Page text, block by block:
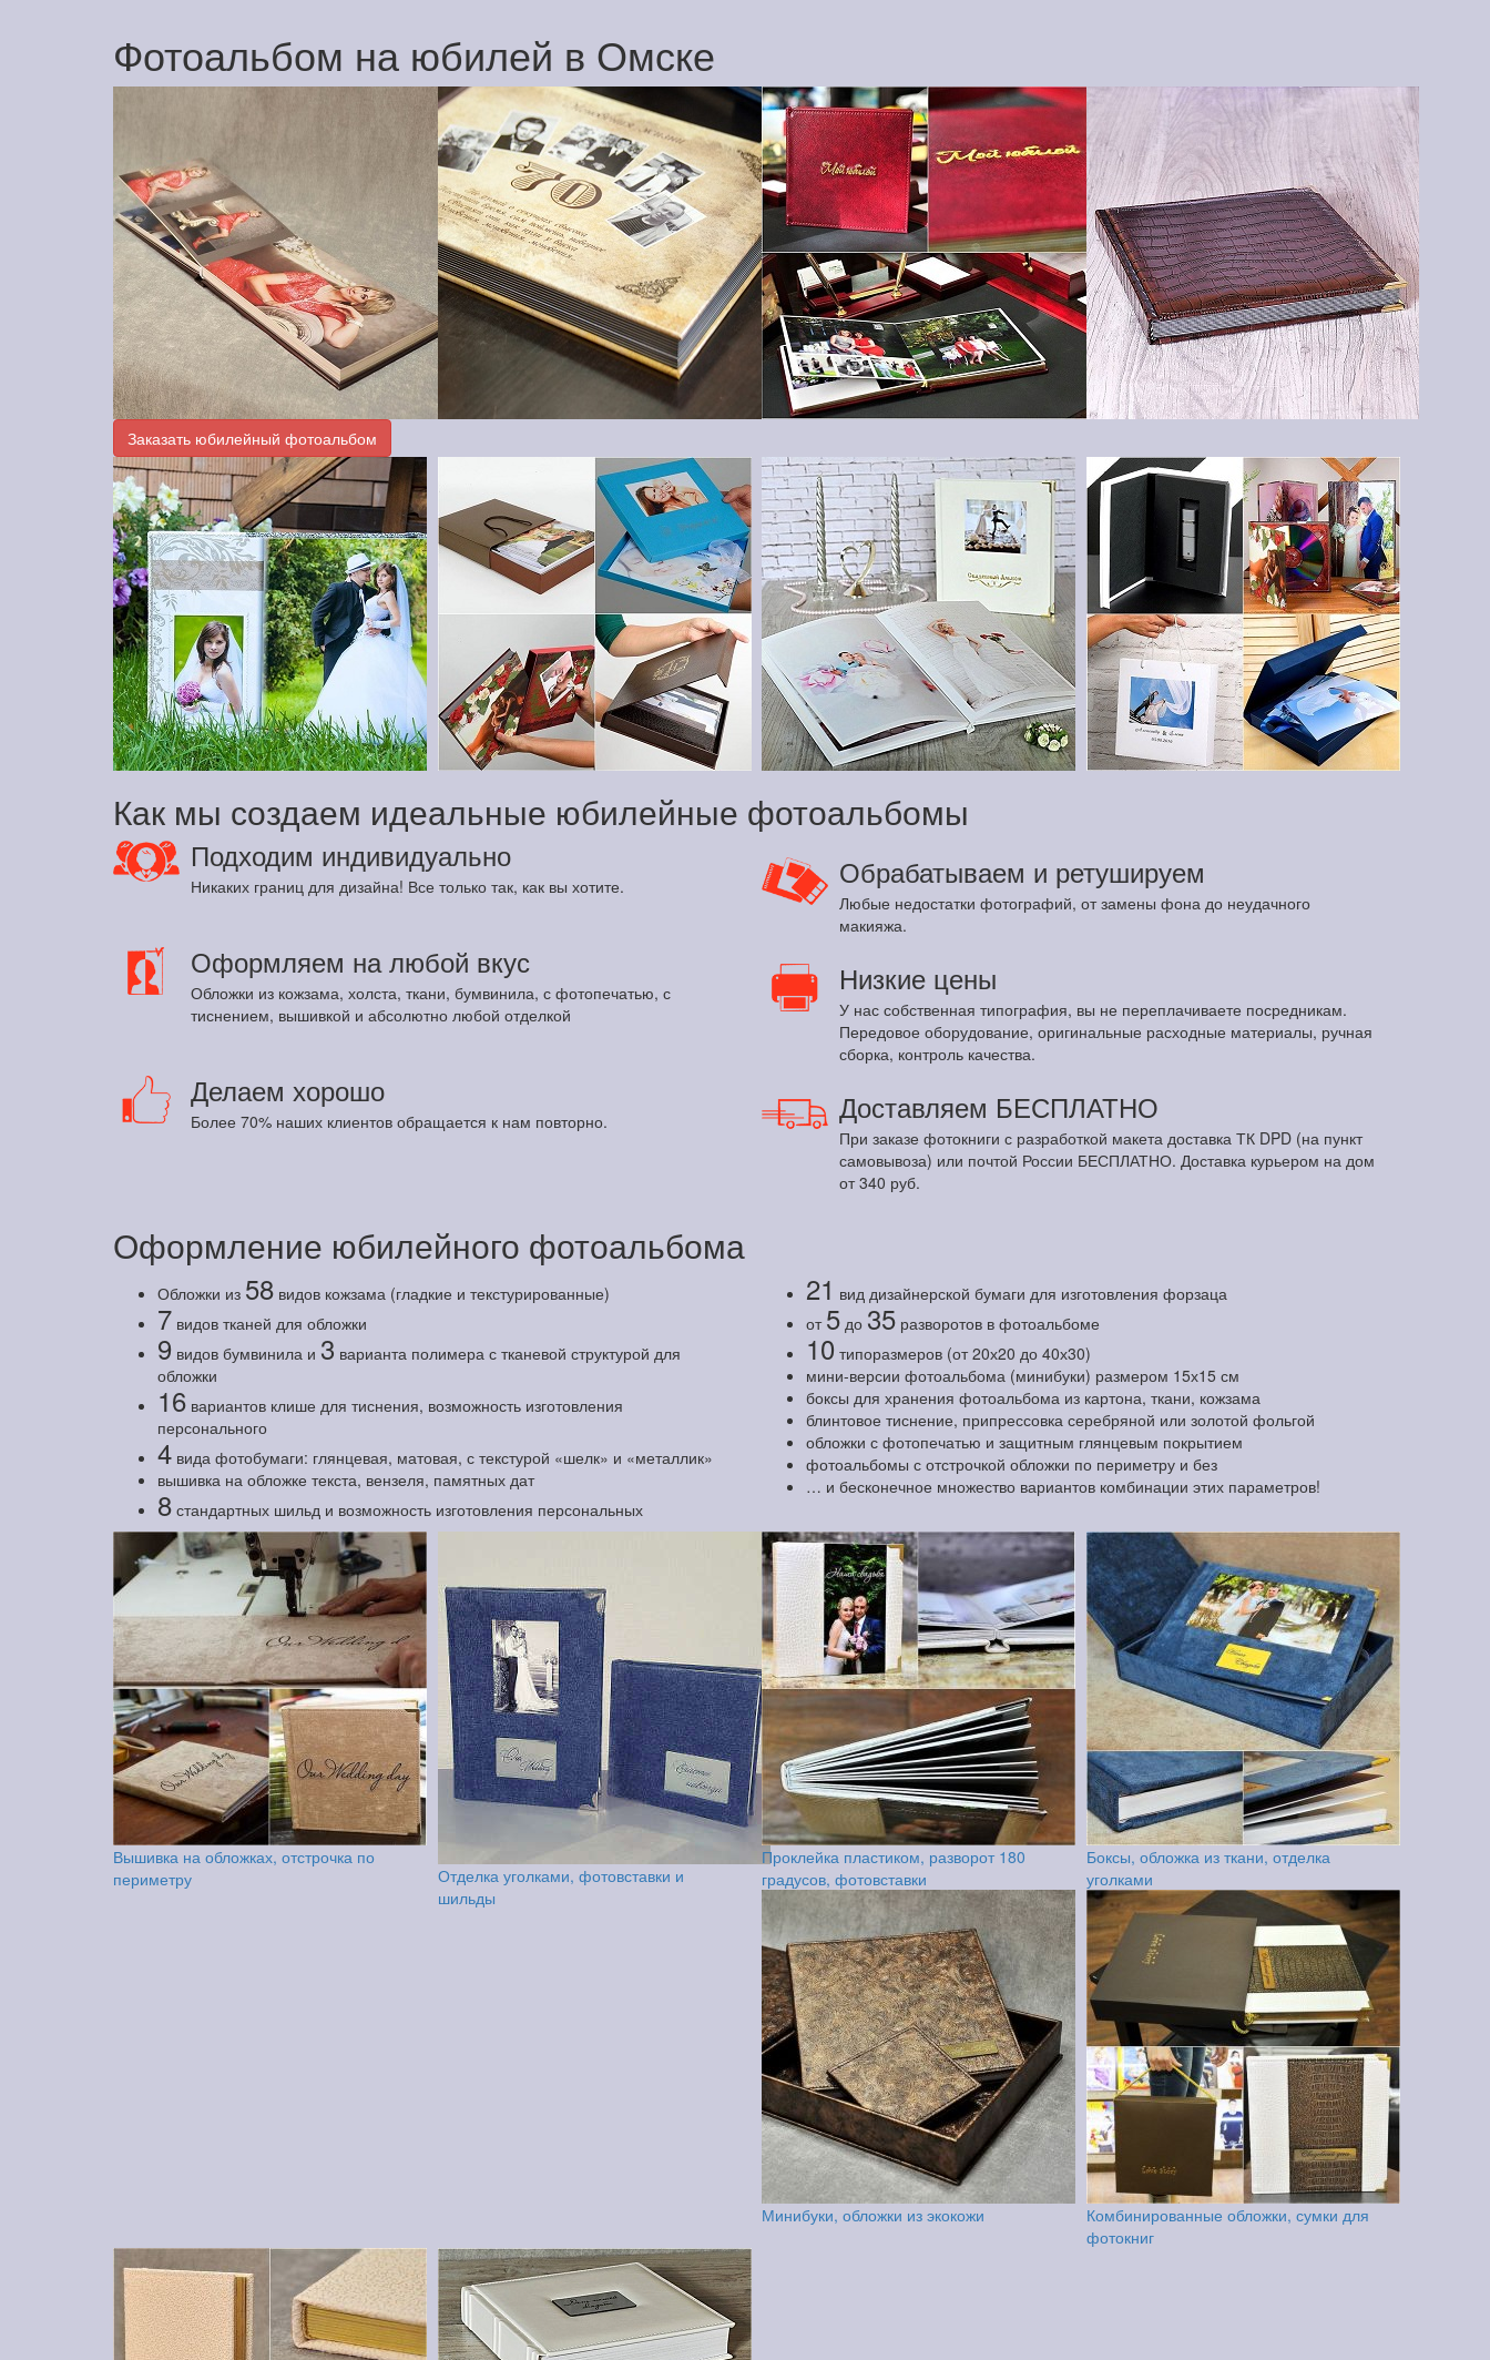
Фотоальбом на юбилей в Омске
Заказать юбилейный фотоальбом
Как мы создаем идеальные юбилейные фотоальбомы
Подходим индивидуально
Никаких границ для дизайна! Все только так, как вы хотите. Обрабатываем и ретушируем
Любые недостатки фотографий, от замены фона до неудачного
макияжа.
Оформляем на любой вкус
Обложки из кожзама, холста, ткани, бумвинила, с фотопечатью, с
тиснением, вышивкой и абсолютно любой отделкой
Низкие цены
У нас собственная типография, вы не переплачиваете посредникам.
Передовое оборудование, оригинальные расходные материалы, ручная
сборка, контроль качества.
Делаем хорошо
Более 70% наших клиентов обращается к нам повторно. Доставляем БЕСПЛАТНО
При заказе фотокниги с разработкой макета доставка ТК DPD (на пункт
самовывоза) или почтой России БЕСПЛАТНО. Доставка курьером на дом
от 340 руб.
Оформление юбилейного фотоальбома
Обложки из 58 видов кожзама (гладкие и текстурированные)
7 видов тканей для обложки
9 видов бумвинила и 3 варианта полимера с тканевой структурой для
обложки
16 вариантов клише для тиснения, возможность изготовления
персонального
4 вида фотобумаги: глянцевая, матовая, с текстурой «шелк» и «металлик»
вышивка на обложке текста, вензеля, памятных дат
8 стандартных шильд и возможность изготовления персональных
21 вид дизайнерской бумаги для изготовления форзаца
от 5 до 35 разворотов в фотоальбоме
10 типоразмеров (от 20х20 до 40х30)
мини-версии фотоальбома (минибуки) размером 15х15 см
боксы для хранения фотоальбома из картона, ткани, кожзама
блинтовое тиснение, припрессовка серебряной или золотой фольгой
обложки с фотопечатью и защитным глянцевым покрытием
фотоальбомы с отстрочкой обложки по периметру и без
… и бесконечное множество вариантов комбинации этих параметров!
Вышивка на обложках, отстрочка по
периметру
Отделка уголками, фотовставки и
шильды
Проклейка пластиком, разворот 180
градусов, фотовставки
Боксы, обложка из ткани, отделка
уголками
Минибуки, обложки из экокожи
Комбинированные обложки, сумки для
фотокниг